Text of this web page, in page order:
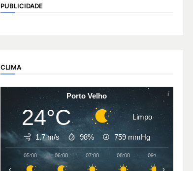
PUBLICIDADE
CLIMA
Porto Velho
24°C Limpo
1.7 m/s 98% 759mmHg
05:00 06:00 07:00 08:00 09:00
‹ ›